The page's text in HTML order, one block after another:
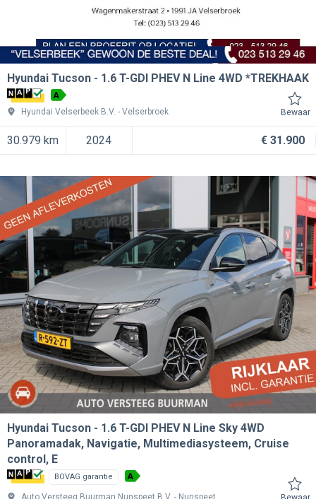
Hyundai Tucson 1.6 T-GDI PHEV N Line 4WD *TREKHAAK
A
Hyundai Velserbeek B.V.
Velserbroek Bewaar
30.979 km 2024 € 31.900
Hyundai Tucson
1.6 T-GDI PHEV N Line Sky 4WD
Panoramadak, Navigatie, Multimediasysteem, Cruise
control, E
BOVAG garantie A
Auto Versteeg Buurman Nunspeet B.V. Nunspeet